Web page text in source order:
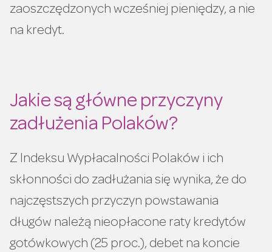
zaoszczędzonych wcześniej pieniędzy, a nie
na kredyt.
Jakie są główne przyczyny
zadłużenia Polaków?
Z Indeksu Wypłacalności Polaków i ich
skłonności do zadłużania się wynika, że do
najczęstszych przyczyn powstawania
długów należą nieopłacone raty kredytów
gotówkowych (25 proc.), debet na koncie